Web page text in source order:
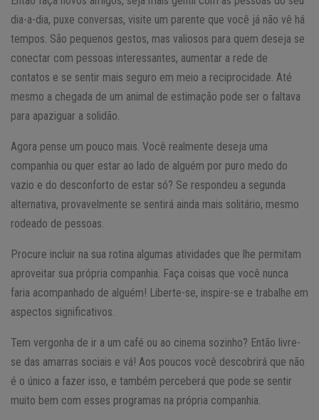
dia-a-dia, puxe conversas, visite um parente que você já não vê há
tempos. São pequenos gestos, mas valiosos para quem deseja se
conectar com pessoas interessantes, aumentar a rede de
contatos e se sentir mais seguro em meio a reciprocidade. Até
mesmo a chegada de um animal de estimação pode ser o faltava
para apaziguar a solidão.
Agora pense um pouco mais. Você realmente deseja uma
companhia ou quer estar ao lado de alguém por puro medo do
vazio e do desconforto de estar só? Se respondeu a segunda
alternativa, provavelmente se sentirá ainda mais solitário, mesmo
rodeado de pessoas.
Procure incluir na sua rotina algumas atividades que lhe permitam
aproveitar sua própria companhia. Faça coisas que você nunca
faria acompanhado de alguém! Liberte-se, inspire-se e trabalhe em
aspectos significativos.
Tem vergonha de ir a um café ou ao cinema sozinho? Então livre-
se das amarras sociais e vá! Aos poucos você descobrirá que não
é o único a fazer isso, e também perceberá que pode se sentir
muito bem com esses programas na própria companhia.